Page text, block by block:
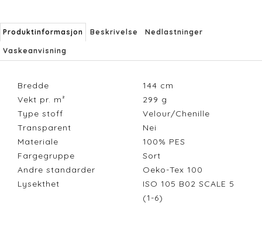
Produktinformasjon Beskrivelse Nedlastninger
Vaskeanvisning
Bredde 144 cm
Vekt pr. m²
299 g
Type stoff
Velour/Chenille
Transparent
Nei
Materiale
100% PES
Fargegruppe
Sort
Andre standarder
Oeko-Tex 100
Lysekthet
ISO 105 B02 SCALE 5
(1-6)